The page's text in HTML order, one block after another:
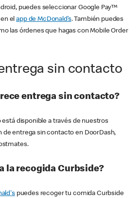
puedes seleccionar Google Pay™
elapp de McDonald’s. También puedes
las órdenes que hagas con Mobile Order
sin contacto
entrega sin contacto?
disponible a través de nuestros
de entrega sin contacto en DoorDash,
la recogida Curbside?
puedes recoger tu comida Curbside